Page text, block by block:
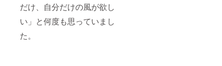
だけ、自分だけの風が欲し
い」と何度も思っていまし
た。